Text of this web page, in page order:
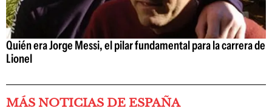
Quién era Jorge Messi, el pilar fundamental para la carrera de
Lionel
MÁS NOTICIAS DE ESPAÑA